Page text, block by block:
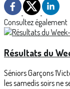
Consultez également
Résultats du
Séniors Garçons
les samedis soirs ne